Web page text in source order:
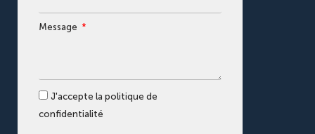
Message
J'accepte la politique de
confidentialité